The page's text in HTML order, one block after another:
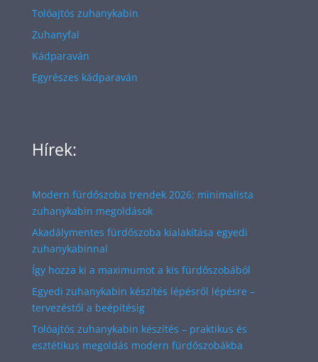
Tolóajtós zuhanykabin
Zuhanyfal
Kádparaván
Egyrészes kádparaván
Hírek:
Modern fürdőszoba trendek 2026: minimalista
zuhanykabin megoldások
Akadálymentes fürdőszoba kialakítása egyedi
zuhanykabinnal
Így hozza ki a maximumot a kis fürdőszobából
Egyedi zuhanykabin készítés lépésről lépésre –
tervezéstől a beépítésig
Tolóajtós zuhanykabin készítés – praktikus és
esztétikus megoldás modern fürdőszobákba